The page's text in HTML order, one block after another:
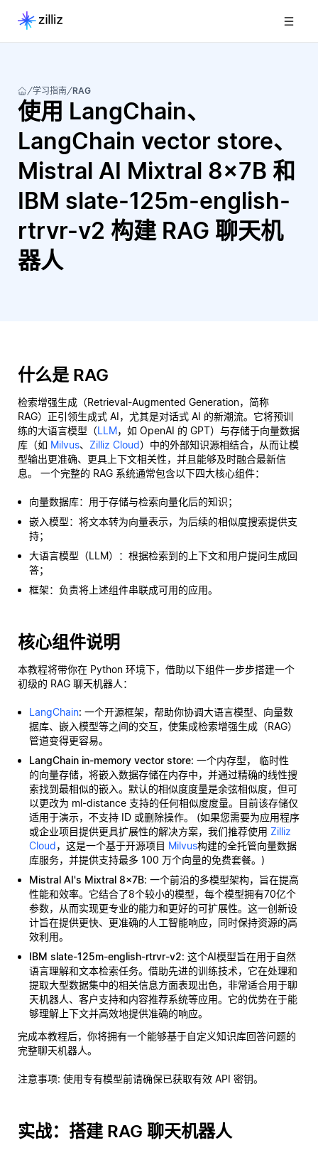
学习指南 RAG
使用 LangChain、
LangChain vector store、
Mistral AI Mixtral 8x7B 和
IBM slate-125m-english-
rtrvr-v2 构建 RAG 聊天机
器人
什么是 RAG
检索增强生成（Retrieval-Augmented Generation，简称
RAG）正引领生成式 AI，尤其是对话式 AI 的新潮流。它将预训
练的大语言模型（LLM，如 OpenAI 的 GPT）与存储于向量数据
库（如 Milvus、 Zilliz Cloud）中的外部知识源相结合，从而让模
型输出更准确、更具上下文相关性，并且能够及时融合最新信
息。 一个完整的 RAG 系统通常包含以下四大核心组件：
向量数据库：用于存储与检索向量化后的知识；
嵌入模型：将文本转为向量表示，为后续的相似度搜索提供支
持；
大语言模型（LLM）：根据检索到的上下文和用户提问生成回
答；
框架：负责将上述组件串联成可用的应用。
核心组件说明
本教程将带你在 Python 环境下，借助以下组件一步步搭建一个
初级的 RAG 聊天机器人：
LangChain: 一个开源框架，帮助你协调大语言模型、向量数
据库、嵌入模型等之间的交互，使集成检索增强生成（RAG）
管道变得更容易。
LangChain in-memory vector store: 一个内存型， 临时性
的向量存储，将嵌入数据存储在内存中，并通过精确的线性搜
索找到最相似的嵌入。默认的相似度度量是余弦相似度，但可
以更改为 ml-distance 支持的任何相似度度量。目前该存储仅
适用于演示，不支持 ID 或删除操作。 (如果您需要为应用程序
或企业项目提供更具扩展性的解决方案，我们推荐使用 Zilliz
Cloud，这是一个基于开源项目 Milvus构建的全托管向量数据
库服务，并提供支持最多 100 万个向量的免费套餐。)
Mistral AI's Mixtral 8x7B: 一个前沿的多模型架构，旨在提高
性能和效率。它结合了8个较小的模型，每个模型拥有70亿个
参数，从而实现更专业的能力和更好的可扩展性。这一创新设
计旨在提供更快、更准确的人工智能响应，同时保持资源的高
效利用。
IBM slate-125m-english-rtrvr-v2: 这个AI模型旨在用于自然
语言理解和文本检索任务。借助先进的训练技术，它在处理和
提取大型数据集中的相关信息方面表现出色，非常适合用于聊
天机器人、客户支持和内容推荐系统等应用。它的优势在于能
够理解上下文并高效地提供准确的响应。
完成本教程后，你将拥有一个能够基于自定义知识库回答问题的
完整聊天机器人。
注意事项: 使用专有模型前请确保已获取有效 API 密钥。
实战：搭建 RAG 聊天机器人